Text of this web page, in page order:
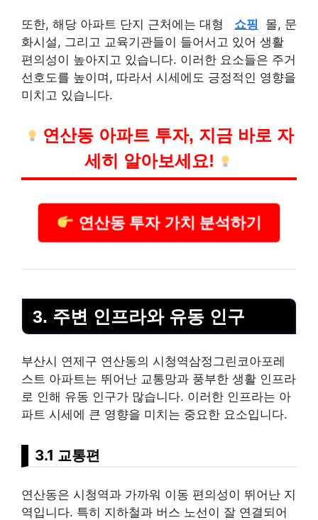
또한, 해당 아파트 단지 근처에는 대형 쇼핑 몰, 문
화시설, 그리고 교육기관들이 들어서고 있어 생활
편의성이 높아지고 있습니다. 이러한 요소들은 주거
선호도를 높이며, 따라서 시세에도 긍정적인 영향을
미치고 있습니다.
연산동 아파트 투자, 지금 바로 자
세히 알아보세요!
연산동 투자 가치 분석하기
3. 주변 인프라와 유동 인구
부산시 연제구 연산동의 시청역삼정그린코아포레
스트 아파트는 뛰어난 교통망과 풍부한 생활 인프라
로 인해 유동 인구가 많습니다. 이러한 인프라는 아
파트 시세에 큰 영향을 미치는 중요한 요소입니다.
3.1 교통편
연산동은 시청역과 가까워 이동 편의성이 뛰어난 지
역입니다. 특히 지하철과 버스 노선이 잘 연결되어